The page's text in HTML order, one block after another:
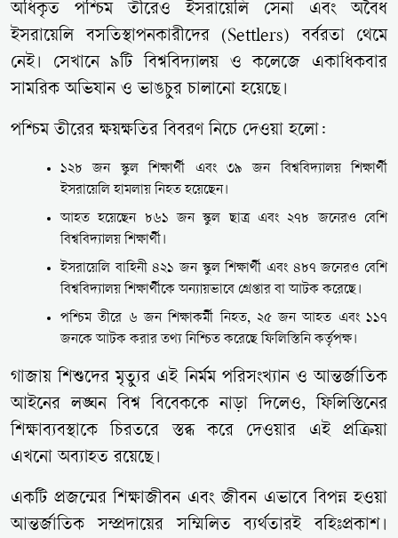
অধিকৃত পশ্চিম তীরেও ইসরায়েলি সেনা এবং অবৈধ
ইসরায়েলি বসতিস্থাপনকারীদের (Settlers) বর্বরতা থেমে
নেই। সেখানে ৯টি বিশ্ববিদ্যালয় ও কলেজে একাধিকবার
সামরিক অভিযান ও ভাঙচুর চালানো হয়েছে।
পশ্চিম তীরের ক্ষয়ক্ষতির বিবরণ নিচে দেওয়া হলো:
১২৮ জন স্কুল শিক্ষার্থী এবং ৩৯ জন বিশ্ববিদ্যালয় শিক্ষার্থী
ইসরায়েলি হামলায় নিহত হয়েছেন।
আহত হয়েছেন ৮৬১ জন স্কুল ছাত্র এবং ২৭৮ জনেরও বেশি
বিশ্ববিদ্যালয় শিক্ষার্থী।
ইসরায়েলি বাহিনী ৪২১ জন স্কুল শিক্ষার্থী এবং ৪৮৭ জনেরও বেশি
বিশ্ববিদ্যালয় শিক্ষার্থীকে অন্যায়ভাবে গ্রেপ্তার বা আটক করেছে।
পশ্চিম তীরে ৬ জন শিক্ষাকর্মী নিহত, ২৫ জন আহত এবং ১১৭
জনকে আটক করার তথ্য নিশ্চিত করেছে ফিলিস্তিনি কর্তৃপক্ষ।
গাজায় শিশুদের মৃত্যুর এই নির্মম পরিসংখ্যান ও আন্তর্জাতিক
আইনের লঙ্ঘন বিশ্ব বিবেককে নাড়া দিলেও, ফিলিস্তিনের
শিক্ষাব্যবস্থাকে চিরতরে স্তব্ধ করে দেওয়ার এই প্রক্রিয়া
এখনো অব্যাহত রয়েছে।
একটি প্রজন্মের শিক্ষাজীবন এবং জীবন এভাবে বিপন্ন হওয়া
আন্তর্জাতিক সম্প্রদায়ের সম্মিলিত ব্যর্থতারই বহিঃপ্রকাশ।